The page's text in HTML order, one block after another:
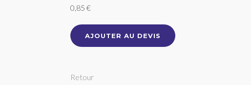
0,85 €
AJOUTER AU DEVIS
Retour